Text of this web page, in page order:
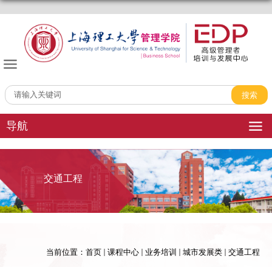
导航
交通工程
当前位置： 首页 课程中心 业务培训 城市发展类 交通工程